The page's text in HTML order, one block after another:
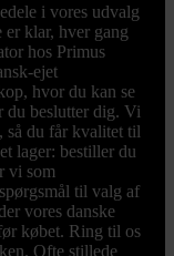
i vores udvalg
er klar, hver gang
hos Primus
ejet
hvor du kan se
du beslutter dig. Vi
så du får kvalitet til
lager: bestiller du
vi som
til valg af
vores danske
købet. Ring til os
Ofte stillede